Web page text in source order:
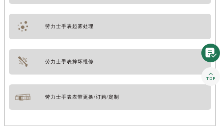
劳力士手表起雾处理
劳力士手表摔坏维修
劳力士手表表带更换/订购/定制

